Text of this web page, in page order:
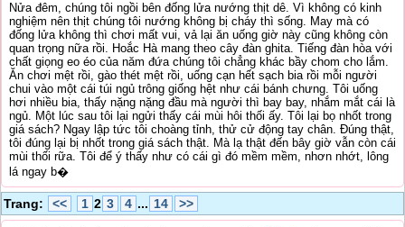
Nửa đêm, chúng tôi ngồi bên đống lửa nướng thịt dê. Vì không có kinh
nghiệm nên thịt chúng tôi nướng không bị cháy thì sống. May mà có
đống lửa không thì chơi mất vui, vả lại ăn uống giờ này cũng không còn
quan trọng nữa rồi. Hoắc Hà mang theo cây đàn ghita. Tiếng đàn hòa với
chất giọng eo éo của năm đứa chúng tôi chẳng khác bầy chom cho lắm.
Ăn chơi mệt rồi, gào thét mệt rồi, uống cạn hết sạch bia rồi mỗi người
chui vào một cái túi ngủ trông giống hệt như cái bánh chưng. Tôi uống
hơi nhiều bia, thấy nặng nặng đầu mà người thì bay bay, nhắm mắt cái là
ngủ. Một lúc sau tôi lại ngửi thấy cái mùi hôi thối ấy. Tôi lại bọ nhốt trong
giá sách? Ngay lập tức tôi choàng tỉnh, thử cử động tay chân. Đúng thật,
tôi đúng lại bị nhốt trong giá sách thật. Mà lạ thật đến bây giờ vẫn còn cái
mùi thối rữa. Tôi để ý thấy như có cái gì đó mềm mềm, nhơn nhớt, lông
lá ngay b�
Trang: << 1 2 3 4 ... 14 >>